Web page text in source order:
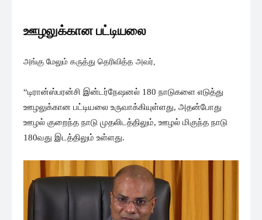
ஊழலுக்கான பட்டியலை
அங்கு மேலும் கருத்து தெரிவித்த அவர்,
“டிரான்ஸ்பரன்சி இன்டர்நேஷனல் 180 நாடுகளை எடுத்து
ஊழலுக்கான பட்டியலை உருவாக்கியுள்ளது, அதன்போது
ஊழல் குறைந்த நாடு முதலிடத்திலும், ஊழல் மிகுந்த நாடு
180வது இடத்திலும் உள்ளது.